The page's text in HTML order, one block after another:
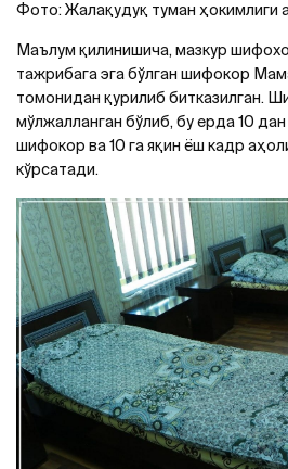
Фото: Жалақудуқ туман ҳокимлиги
Маълум қилинишича, мазкур
тажрибага эга бўлган шифокор
томонидан қурилиб битказилган.
мўлжалланган бўлиб, бу ерда 10
шифокор ва 10 га яқин ёш кадр
кўрсатади.